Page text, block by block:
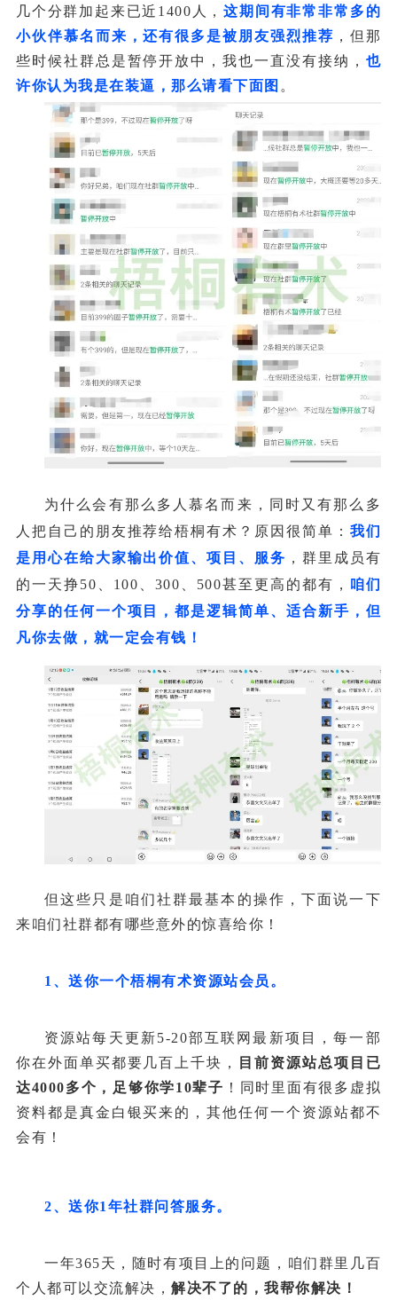
几个分群加起来已近1400人，这期间有非常非常多的
小伙伴慕名而来，还有很多是被朋友强烈推荐 ，但那
些时候社群总是暂停开放中，我也一直没有接纳， 也
许你认为我是在装逼，那么请看下面图 。
为什么会有那么多人慕名而来，同时又有那么多
人把自己的朋友推荐给梧桐有术？原因很简单： 我们
是用心在给大家输出价值、项目、服务 ，群里成员有
的一天挣50、100、300、500甚至更高的都有，
咱们
分享的任何一个项目，都是逻辑简单、适合新手，但
凡你去做，就一定会有钱！
但这些只是咱们社群最基本的操作，下面说一下
来咱们社群都有哪些意外的惊喜给你！
1、送你一个梧桐有术资源站会员。
资源站每天更新5-20部互联网最新项目，每一部
你在外面单买都要几百上千块，
目前资源站总项目已
达4000多个，足够你学10辈子 ！同时里面有很多虚拟
资料都是真金白银买来的，其他任何一个资源站都不
会有！
2、送你1年社群问答服务。
一年365天，随时有项目上的问题，咱们群里几百
个人都可以交流解决， 解决不了的，我帮你解决！